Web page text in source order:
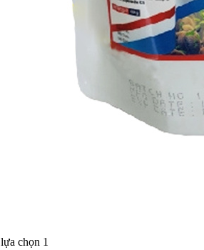
lựa chọn 1